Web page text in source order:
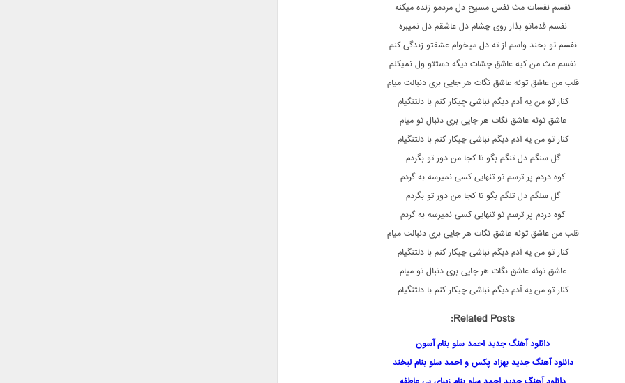
نفسم نفسات مث نفس مسیح دل مردمو زنده میکنه
نفسم قدماتو بذار روی چشام دل عاشقم دل نمیبره
نفسم تو بخند واسم از ته دل میخوام عشقتو زندگی کنم
نفسم مث من کیه عاشق چشات دیگه دستتو ول نمیکنم
قلب من عاشق توئه عاشق نگات هر جایی بری دنبالت میام
کنار تو من یه آدم دیگم نباشی چیکار کنم با دلتنگیام
عاشق توئه عاشق نگات هر جایی بری دنبال تو میام
کنار تو من یه آدم دیگم نباشی چیکار کنم با دلتنگیام
گل سنگم دل تنگم بگو تا کجا من دور تو بگردم
کوه دردم پر ترسم تو تنهایی کسی نمیرسه به گردم
گل سنگم دل تنگم بگو تا کجا من دور تو بگردم
کوه دردم پر ترسم تو تنهایی کسی نمیرسه به گردم
قلب من عاشق توئه عاشق نگات هر جایی بری دنبالت میام
کنار تو من یه آدم دیگم نباشی چیکار کنم با دلتنگیام
عاشق توئه عاشق نگات هر جایی بری دنبال تو میام
کنار تو من یه آدم دیگم نباشی چیکار کنم با دلتنگیام
Related Posts:
دانلود آهنگ جدید احمد سلو بنام آسون
دانلود آهنگ جدید بهزاد پکس و احمد سلو بنام لبخند